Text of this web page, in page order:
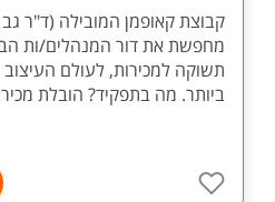
קבוצת קאופמן המובילה (ד"ר
מחפשת את דור המנהלים/ות
תשוקה למכירות, לעולם
ביותר. מה בתפקיד? הובלת